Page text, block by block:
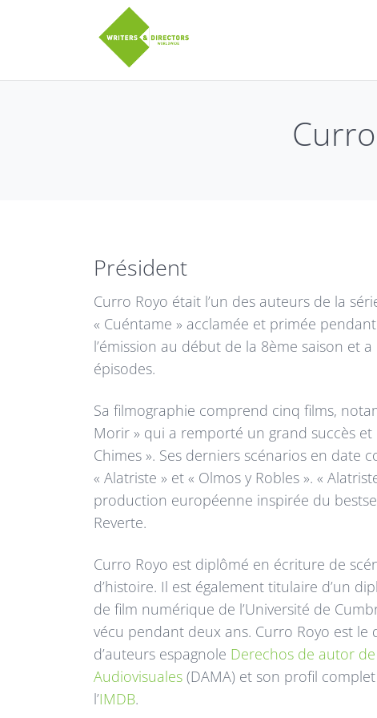
Aller au contenu principal
twitterFacebook
Président
Curro Royo était l’un des auteurs de la
« Cuéntame » acclamée et primée
l’émission au début de la 8ème saison et
épisodes.
Sa filmographie comprend cinq films,
Morir » qui a remporté un grand succès et
Chimes ». Ses derniers scénarios en date
« Alatriste » et « Olmos y Robles ». «
production européenne inspirée du
Reverte.
Curro Royo est diplômé en écriture de
d’histoire. Il est également titulaire d’un
de film numérique de l’Université de
vécu pendant deux ans. Curro Royo est le
d’auteurs espagnole Derechos de autor
Audiovisuales (DAMA) et son profil
l’IMDB.